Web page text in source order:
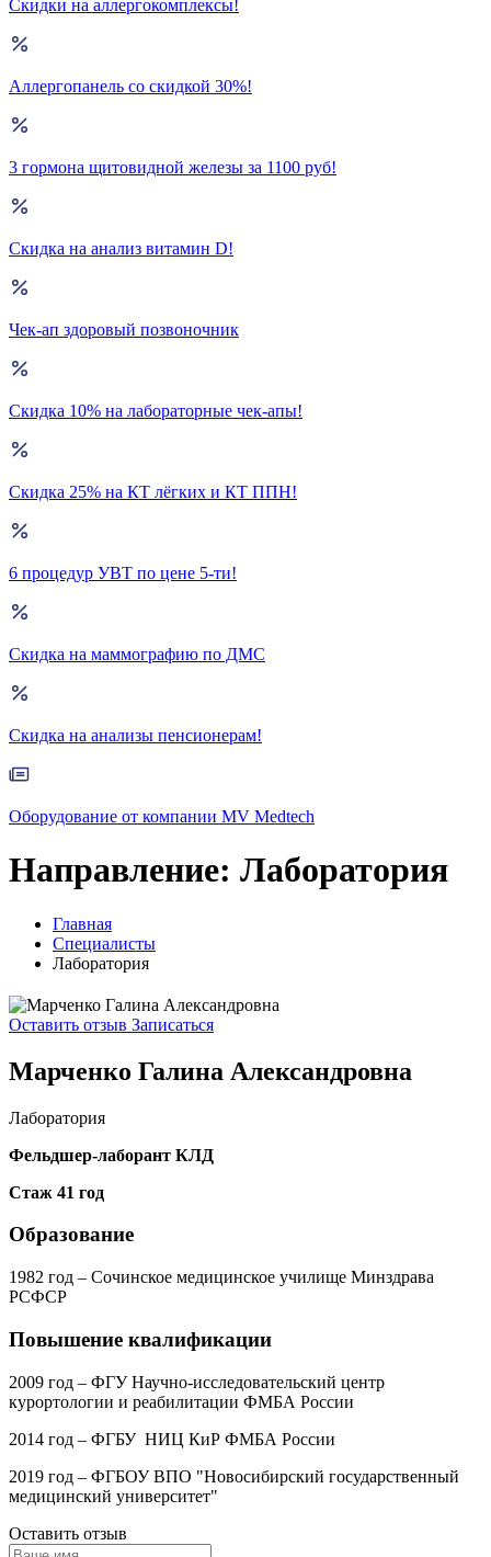
Скидки на аллергокомплексы!
Аллергопанель со скидкой 30%!
3 гормона щитовидной железы за 1100 руб!
Скидка на анализ витамин D!
Чек-ап здоровый позвоночник
Скидка 10% на лабораторные чек-апы!
Скидка 25% на КТ лёгких и КТ ППН!
6 процедур УВТ по цене 5-ти!
Скидка на маммографию по ДМС
Скидка на анализы пенсионерам!
Оборудование от компании MV Medtech
Направление: Лаборатория
Главная
Специалисты
Лаборатория
Оставить отзыв Записаться
Марченко Галина Александровна
Лаборатория
Фельдшер-лаборант КЛД
Стаж 41 год
Образование
1982 год – Сочинское медицинское училище Минздрава
РСФСР
Повышение квалификации
2009 год – ФГУ Научно-исследовательский центр
курортологии и реабилитации ФМБА России
2014 год – ФГБУ НИЦ КиР ФМБА России
2019 год – ФГБОУ ВПО "Новосибирский государственный
медицинский университет"
Оставить отзыв